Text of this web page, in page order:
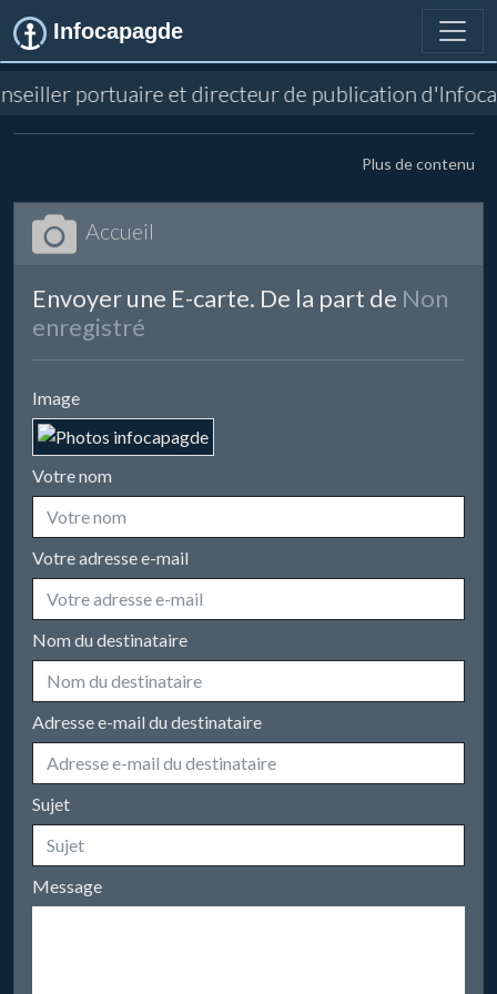
Infocapagde
portuaire et directeur de publication
Plus de contenu
Accueil
Envoyer une E-carte. De la part de Non
enregistré
Image
Votre nom
Votre adresse e-mail
Nom du destinataire
Adresse e-mail du destinataire
Sujet
Message